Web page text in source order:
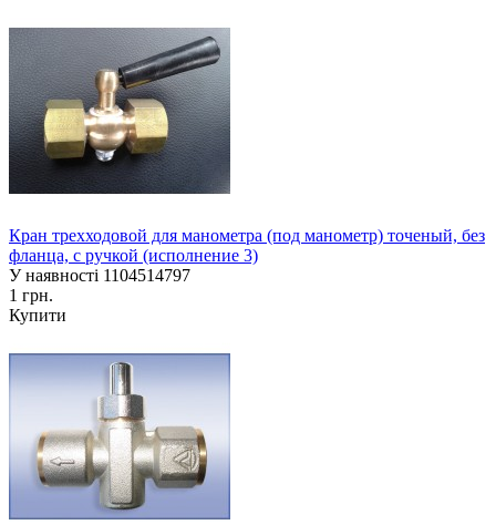
Кран трехходовой для манометра (под манометр) точеный, без
фланца, с ручкой (исполнение 3)
У наявності 1104514797
1 грн.
Купити